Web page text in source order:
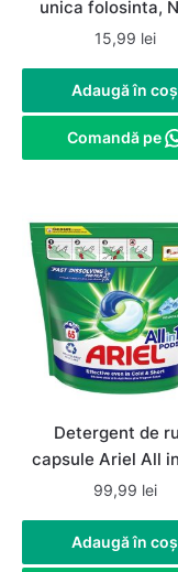
unica folosinta,
nepudrate,
15,99 lei
Adaugă în coș
Comandă pe
Detergent de
capsule Ariel All
PODS Mountain
99,99 lei
Adaugă în coș